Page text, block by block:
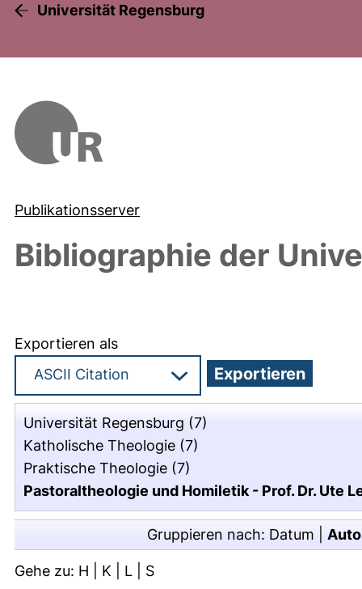
Universität Regensburg
Publikationsserver
Bibliographie der
Exportieren als
Universität Regensburg (7)
Katholische Theologie (7)
Praktische Theologie (7)
Pastoraltheologie und Homiletik - Prof. Dr. Ute
Gruppieren nach: Datum
Gehe zu: H K L S